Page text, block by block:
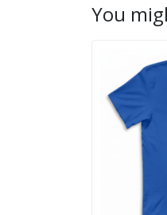
You